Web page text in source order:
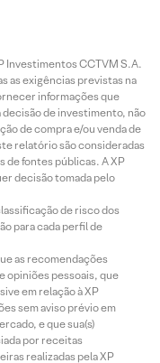
Investimentos CCTVM S.A.
as exigências previstas na
informações que
de investimento, não
de compra e/ou venda de
relatório são consideradas
de fontes públicas. A XP
decisão tomada pelo
de risco dos
para cada perfil de
as recomendações
opiniões pessoais, que
em relação à XP
sem aviso prévio em
e que sua(s)
por receitas
realizadas pela XP